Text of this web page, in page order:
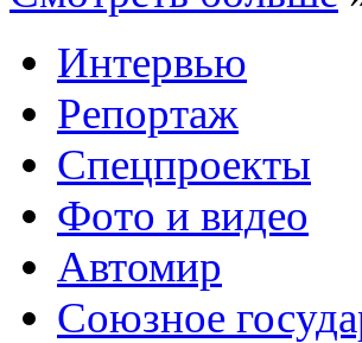
Интервью
Репортаж
Спецпроекты
Фото и видео
Автомир
Союзное